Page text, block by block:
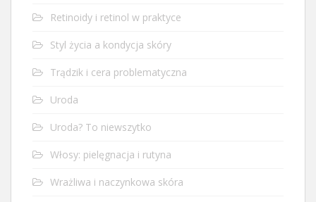
Retinoidy i retinol w praktyce
Styl życia a kondycja skóry
Trądzik i cera problematyczna
Uroda
Uroda? To niewszytko
Włosy: pielęgnacja i rutyna
Wrażliwa i naczynkowa skóra